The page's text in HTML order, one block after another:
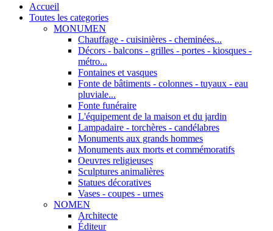
Accueil
Toutes les categories
MONUMEN
Chauffage - cuisinières - cheminées...
Décors - balcons - grilles - portes - kiosques -
métro...
Fontaines et vasques
Fonte de bâtiments - colonnes - tuyaux - eau
pluviale...
Fonte funéraire
L'équipement de la maison et du jardin
Lampadaire - torchères - candélabres
Monuments aux grands hommes
Monuments aux morts et commémoratifs
Oeuvres religieuses
Sculptures animalières
Statues décoratives
Vases - coupes - urnes
NOMEN
Architecte
Éditeur